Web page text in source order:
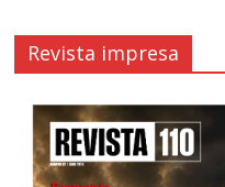
Revista impresa